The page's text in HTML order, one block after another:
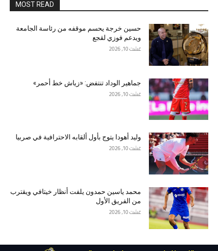
MOST READ
حسين خرجة يحسم موقفه من رئاسة الجامعة
ويدعم فوزي لقجع
غشت 10, 2026
جماهير الوداد تنتفض: «زياش خط أحمر»
غشت 10, 2026
وليد أهودا يتوج بأول ألقابه الاحترافية في صربيا
غشت 10, 2026
محمد ياسين حمدون يلفت أنظار خيتافي ويقترب
من الفريق الأول
غشت 10, 2026